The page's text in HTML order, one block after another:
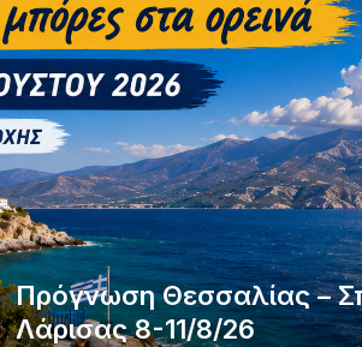
Πρόγνωση Θεσσαλίας –
Λάρισας 8-11/8/26